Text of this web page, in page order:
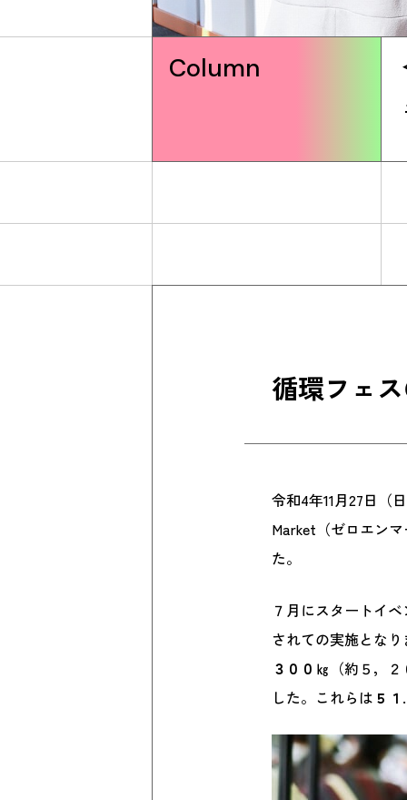
Column
循環フェ
令和4年11月27日（
Market（ゼロエン
た。
７月にスタートイ
されての実施とな
３００㎏ （約５，
した。これらは ５１